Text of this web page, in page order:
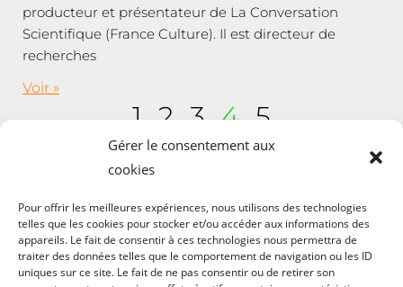
Gérer le consentement aux
cookies
Pour offrir les meilleures expériences, nous utilisons des technologies
telles que les cookies pour stocker et/ou accéder aux informations des
appareils. Le fait de consentir à ces technologies nous permettra de
traiter des données telles que le comportement de navigation ou les ID
uniques sur ce site. Le fait de ne pas consentir ou de retirer son
producteur et présentateur de La Conversation
Scientifique (France Culture). Il est directeur de
recherches
Voir »
1 2 3 4 5